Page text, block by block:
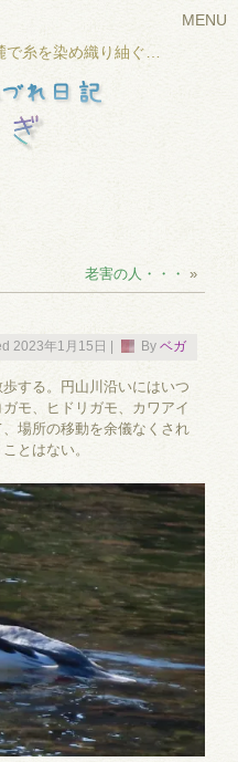
MENU
糸を染め織り紬ぐ…
老害の人・・・ »
2023年1月15日 By ベガ
する。円山川沿いにはいつ
モ、ヒドリガモ、カワアイ
場所の移動を余儀なくされ
とはない。